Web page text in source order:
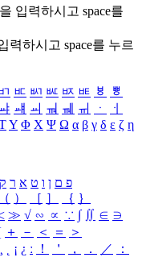
을 입력하시고 space를
력하시고 space를 누르
ㅳ ㅴ ㅵ ㅶ ㅷ ㅸ
ㅹ
ㆈ ㆉ ㆊ ㆋ ㆌ ㆍ
ㆎ
Υ Φ Χ Ψ Ω α β γ δ ε ζ η
פ ם ן ו ט א ר ק
（ ） ［ ］ ｛ ｝
≫ √ ∽ ∝ ∵ ∫ ∬ ∈ ∋
＋ － ＜ ＝
＞
¸ ¡ ¿ ː ！ ＇ ， ． ／
：